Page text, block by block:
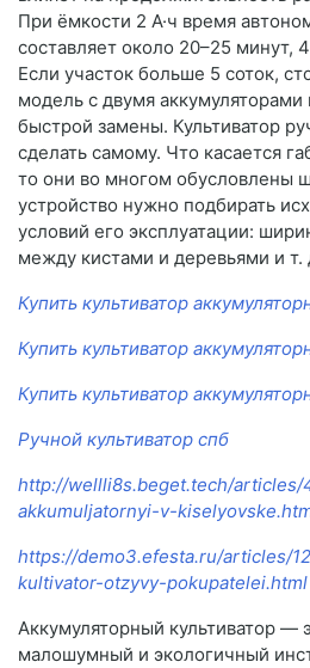
При ёмкости 2 А·ч время
составляет около 20–25 минут,
Если участок больше 5 соток,
модель с двумя
быстрой замены. Культиватор
сделать самому. Что касается
то они во многом обусловлены
устройство нужно подбирать
условий его эксплуатации:
между кистами и деревьями и т.
Купить культиватор
Купить культиватор
Купить культиватор
Ручной культиватор спб
http://wellli8s.beget.tech/
akkumuljatornyi-v-
https://demo3.efesta.ru/articles/
kultivator-otzyvy-pokupatelei.html
Аккумуляторный культиватор —
малошумный и экологичный